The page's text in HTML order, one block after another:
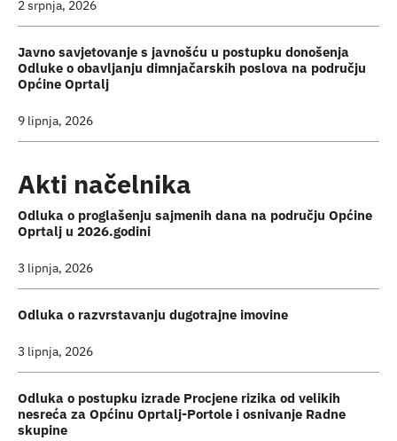
2 srpnja, 2026
Javno savjetovanje s javnošću u postupku donošenja
Odluke o obavljanju dimnjačarskih poslova na području
Općine Oprtalj
9 lipnja, 2026
Akti načelnika
Odluka o proglašenju sajmenih dana na području Općine
Oprtalj u 2026.godini
3 lipnja, 2026
Odluka o razvrstavanju dugotrajne imovine
3 lipnja, 2026
Odluka o postupku izrade Procjene rizika od velikih
nesreća za Općinu Oprtalj-Portole i osnivanje Radne
skupine